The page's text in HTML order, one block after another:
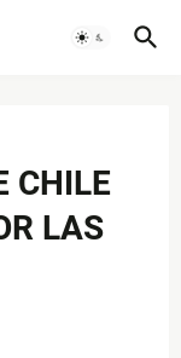
CHILE
LAS